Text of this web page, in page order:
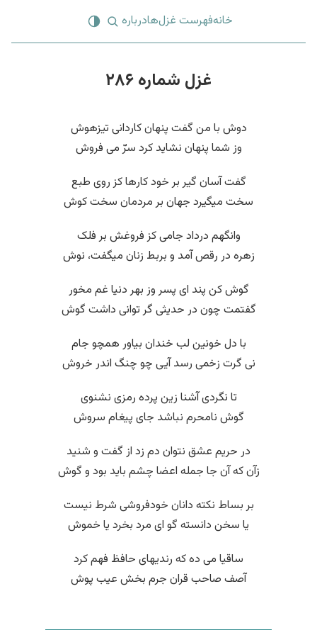
خانهفهرست غزل‌هادرباره
غزل شماره ۲۸۶
دوش با من گفت پنهان کاردانی تیزهوش
وز شما پنهان نشاید کرد سرّ می فروش
گفت آسان گیر بر خود کارها کز روی طبع
سخت میگیرد جهان بر مردمان سخت کوش
وانگهم درداد جامی کز فروغش بر فلک
زهره در رقص آمد و بربط زنان میگفت، نوش
گوش کن پند ای پسر وز بهر دنیا غم مخور
گفتمت چون در حدیثی گر توانی داشت گوش
با دل خونین لب خندان بیاور همچو جام
نی گرت زخمی رسد آیی چو چنگ اندر خروش
تا نگردی آشنا زین پرده رمزی نشنوی
گوش نامحرم نباشد جای پیغام سروش
در حریم عشق نتوان دم زد از گفت و شنید
زآن که آن جا جمله اعضا چشم باید بود و گوش
بر بساط نکته دانان خودفروشی شرط نیست
یا سخن دانسته گو ای مرد بخرد یا خموش
ساقیا می ده که رندیهای حافظ فهم کرد
آصف صاحب قران جرم بخش عیب پوش